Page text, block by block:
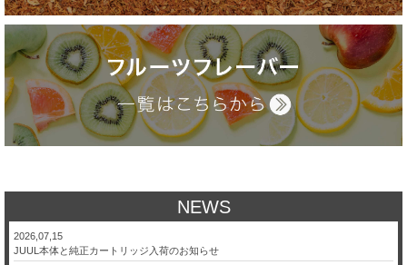
NEWS
2026,07,15
JUUL本体と純正カートリッジ入荷のお知らせ